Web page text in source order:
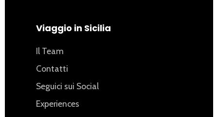
Viaggio in Sicilia
Il Team
Contatti
Seguici sui Social
Experiences